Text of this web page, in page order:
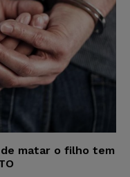
matar o filho tem